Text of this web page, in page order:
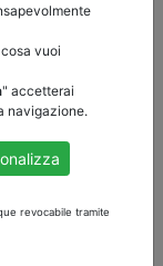
osservatorio
con il Ministro
2022, con i relativi
vuoi
" accetterai
navigazione.
revocabile tramite